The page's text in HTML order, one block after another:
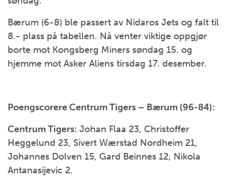
Bærum (6-8) ble passert av Nidaros Jets og falt til
8.- plass på tabellen. Nå venter viktige oppgjør
borte mot Kongsberg Miners søndag 15. og
hjemme mot Asker Aliens tirsdag 17. desember.
Poengscorere Centrum Tigers – Bærum (96-84):
Centrum Tigers: Johan Flaa 23, Christoffer
Heggelund 23, Sivert Wærstad Nordheim 21,
Johannes Dolven 15, Gard Beinnes 12, Nikola
Antanasijevic 2.